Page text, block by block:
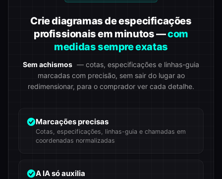
Crie diagramas de especificações
profissionais em minutos —com
medidas sempre exatas
Sem achismos — cotas, especificações e linhas-guia
marcadas com precisão, sem sair do lugar ao
redimensionar, para o comprador ver cada detalhe.
Marcações precisas
Cotas, especificações, linhas-guia e chamadas em
coordenadas normalizadas
A IA só auxilia